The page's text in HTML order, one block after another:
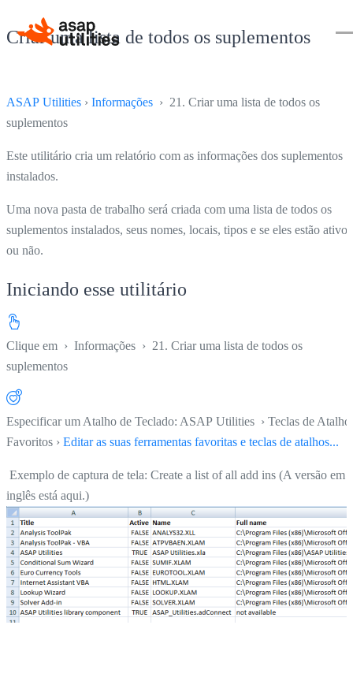
Criar uma lista de todos os suplementos
ASAP Utilities › Informações › 21. Criar uma lista de todos os
suplementos
Este utilitário cria um relatório com as informações dos suplementos
instalados.
Uma nova pasta de trabalho será criada com uma lista de todos os
suplementos instalados, seus nomes, locais, tipos e se eles estão ativos
ou não.
Iniciando esse utilitário
Clique em › Informações › 21. Criar uma lista de todos os
suplementos
Especificar um Atalho de Teclado: ASAP Utilities › Teclas de Atalho
Favoritos › Editar as suas ferramentas favoritas e teclas de atalhos...
Exemplo de captura de tela: Create a list of all add ins (A versão em
inglês está aqui.)